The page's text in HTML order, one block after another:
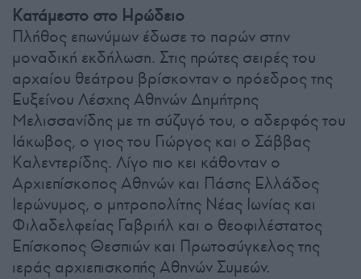
Κατάμεστο στο Ηρώδειο
Πλήθος επωνύμων έδωσε το παρών στην
μοναδική εκδήλωση. Στις πρώτες σειρές του
αρχαίου θεάτρου βρίσκονταν ο πρόεδρος της
Ευξείνου Λέσχης Αθηνών Δημήτρης
Μελισσανίδης με τη σύζυγό του, ο αδερφός του
Ιάκωβος, ο γιος του Γιώργος και ο Σάββας
Καλεντερίδης. Λίγο πιο κει κάθονταν ο
Αρχιεπίσκοπος Αθηνών και Πάσης Ελλάδος
Ιερώνυμος, ο μητροπολίτης Νέας Ιωνίας και
Φιλαδελφείας Γαβριήλ και ο θεοφιλέστατος
Επίσκοπος Θεσπιών και Πρωτοσύγκελος της
ιεράς αρχιεπισκοπής Αθηνών Συμεών.